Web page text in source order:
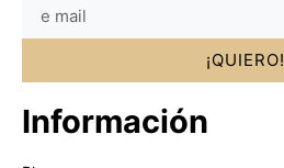
¡QUIERO!
Información